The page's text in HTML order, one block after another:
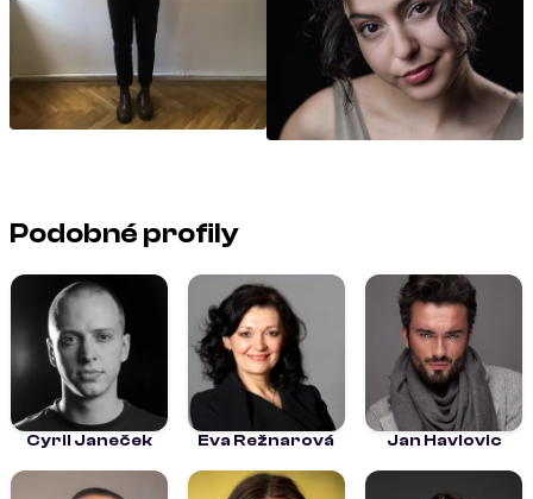
Podobné profily
Cyril Janeček Eva Režnarová Jan Havlovic